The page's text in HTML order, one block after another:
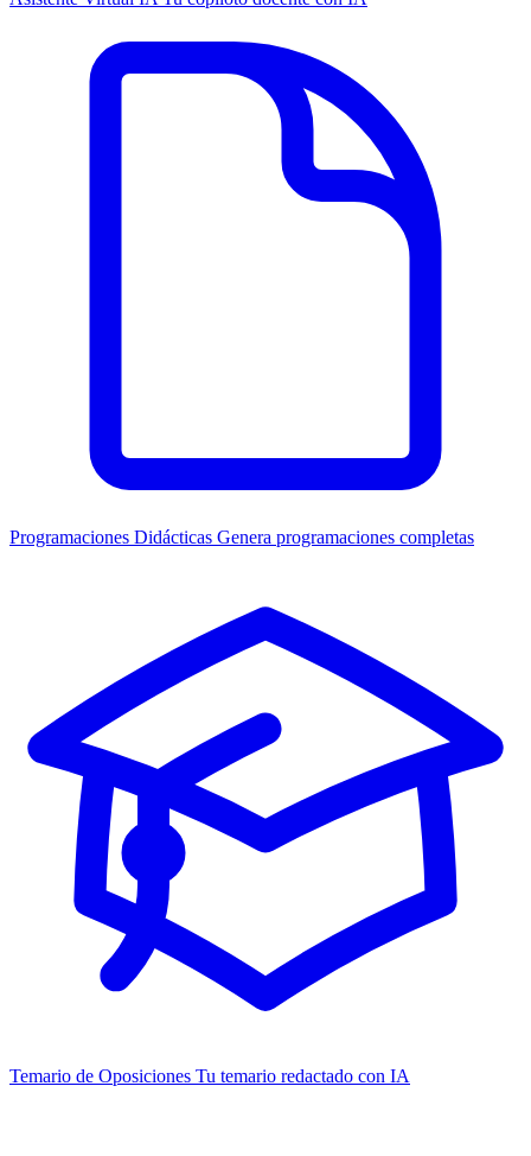
Programaciones Didácticas Genera programaciones completas
Temario de Oposiciones Tu temario redactado con IA